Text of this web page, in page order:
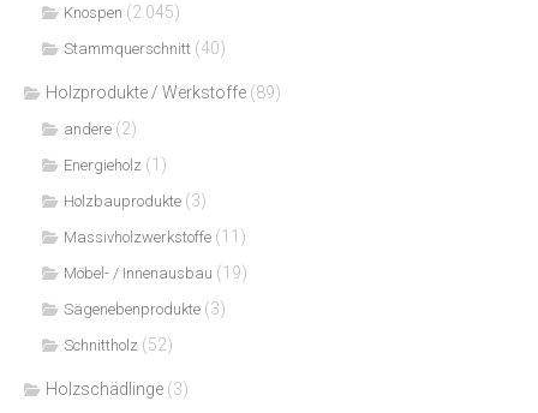
Knospen (2.045)
Stammquerschnitt (40)
Holzprodukte / Werkstoffe (89)
andere (2)
Energieholz (1)
Holzbauprodukte (3)
Massivholzwerkstoffe (11)
Möbel- / Innenausbau (19)
Sägenebenprodukte (3)
Schnittholz (52)
Holzschädlinge (3)